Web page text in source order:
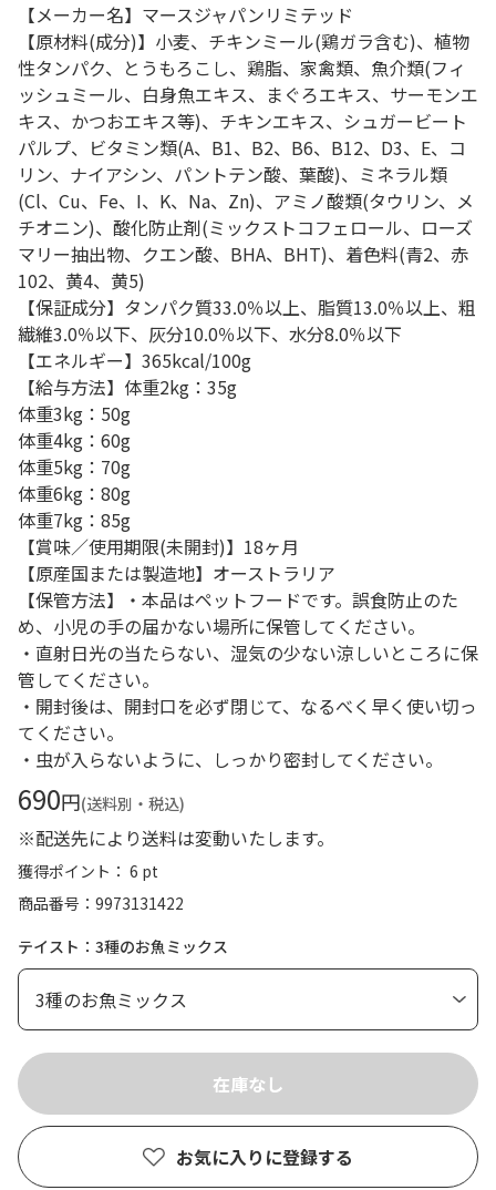
【メーカー名】マースジャパンリミテッド
【原材料(成分)】小麦、チキンミール(鶏ガラ含む)、植物
性タンパク、とうもろこし、鶏脂、家禽類、魚介類(フィ
ッシュミール、白身魚エキス、まぐろエキス、サーモンエ
キス、かつおエキス等)、チキンエキス、シュガービート
パルプ、ビタミン類(A、B1、B2、B6、B12、D3、E、コ
リン、ナイアシン、パントテン酸、葉酸)、ミネラル類
(Cl、Cu、Fe、I、K、Na、Zn)、アミノ酸類(タウリン、メ
チオニン)、酸化防止剤(ミックストコフェロール、ローズ
マリー抽出物、クエン酸、BHA、BHT)、着色料(青2、赤
102、黄4、黄5)
【保証成分】タンパク質33.0％以上、脂質13.0％以上、粗
繊維3.0％以下、灰分10.0％以下、水分8.0％以下
【エネルギー】365kcal/100g
【給与方法】体重2kg：35g
体重3kg：50g
体重4kg：60g
体重5kg：70g
体重6kg：80g
体重7kg：85g
【賞味／使用期限(未開封)】18ヶ月
【原産国または製造地】オーストラリア
【保管方法】・本品はペットフードです。誤食防止のた
め、小児の手の届かない場所に保管してください。
・直射日光の当たらない、湿気の少ない涼しいところに保
管してください。
・開封後は、開封口を必ず閉じて、なるべく早く使い切っ
てください。
・虫が入らないように、しっかり密封してください。
690円(送料別・税込)
※配送先により送料は変動いたします。
獲得ポイント： 6 pt
商品番号
9973131422
テイスト：3種のお魚ミックス
お気に入りに登録する